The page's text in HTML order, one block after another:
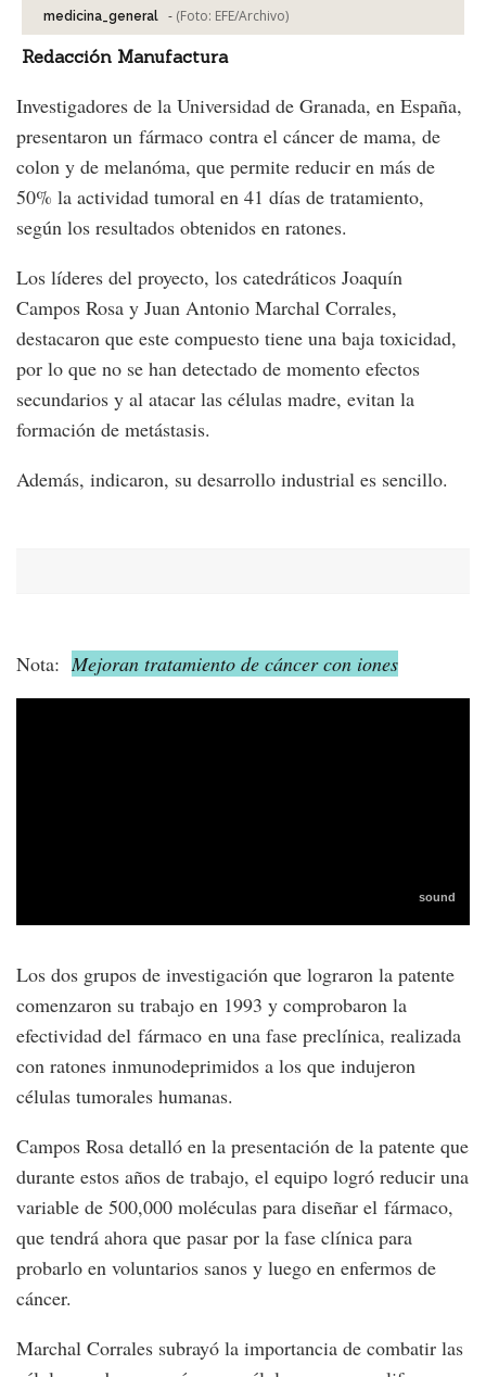
medicina_general - (Foto: EFE/Archivo)
Redacción Manufactura
Investigadores de la Universidad de Granada, en España,
presentaron un fármaco contra el cáncer de mama, de
colon y de melanóma, que permite reducir en más de
50% la actividad tumoral en 41 días de tratamiento,
según los resultados obtenidos en ratones.
Los líderes del proyecto, los catedráticos Joaquín
Campos Rosa y Juan Antonio Marchal Corrales,
destacaron que este compuesto tiene una baja toxicidad,
por lo que no se han detectado de momento efectos
secundarios y al atacar las células madre, evitan la
formación de metástasis.
Además, indicaron, su desarrollo industrial es sencillo.
Nota: Mejoran tratamiento de cáncer con iones
Los dos grupos de investigación que lograron la patente
comenzaron su trabajo en 1993 y comprobaron la
efectividad del fármaco en una fase preclínica, realizada
con ratones inmunodeprimidos a los que indujeron
células tumorales humanas.
Campos Rosa detalló en la presentación de la patente que
durante estos años de trabajo, el equipo logró reducir una
variable de 500,000 moléculas para diseñar el fármaco,
que tendrá ahora que pasar por la fase clínica para
probarlo en voluntarios sanos y luego en enfermos de
cáncer.
Marchal Corrales subrayó la importancia de combatir las